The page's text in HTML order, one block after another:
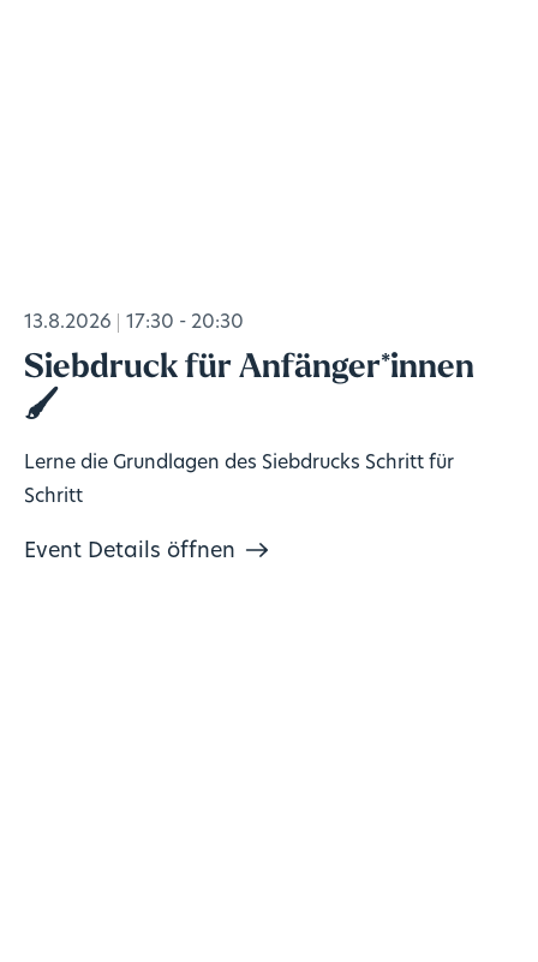
13.8.2026 17:30 - 20:30
Siebdruck für Anfänger*innen
🖌️
Lerne die Grundlagen des Siebdrucks Schritt für
Schritt
Event Details öffnen